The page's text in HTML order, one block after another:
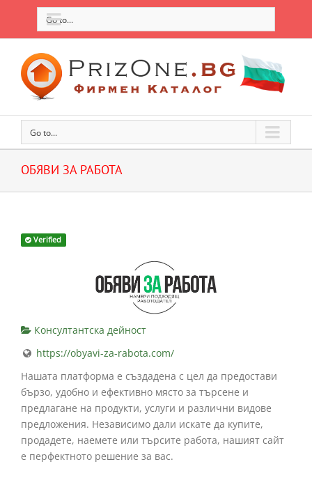
Go to...
Go to...
ОБЯВИ ЗА РАБОТА
Verified
Консултантска дейност
https://obyavi-za-rabota.com/
Нашата платформа е създадена с цел да предостави
бързо, удобно и ефективно място за търсене и
предлагане на продукти, услуги и различни видове
предложения. Независимо дали искате да купите,
продадете, наемете или търсите работа, нашият сайт
е перфектното решение за вас.